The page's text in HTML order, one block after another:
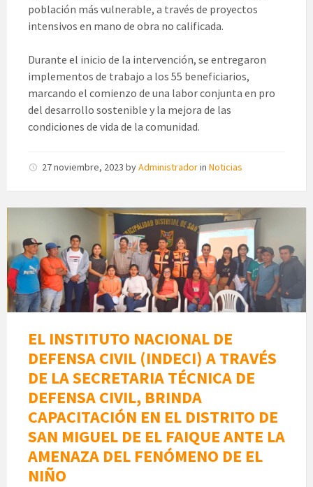
población más vulnerable, a través de proyectos
intensivos en mano de obra no calificada.
Durante el inicio de la intervención, se entregaron
implementos de trabajo a los 55 beneficiarios,
marcando el comienzo de una labor conjunta en pro
del desarrollo sostenible y la mejora de las
condiciones de vida de la comunidad.
27 noviembre, 2023 byAdministradorin Noticias
EL INSTITUTO NACIONAL DE
DEFENSA CIVIL (INDECI) A TRAVÉS
DE LA SECRETARIA TÉCNICA DE
DEFENSA CIVIL, BRINDA
CAPACITACIÓN EN EL DISTRITO DE
SAN MIGUEL DE EL FAIQUE ANTE LA
AMENAZA DEL FENÓMENO DE EL
NIÑO